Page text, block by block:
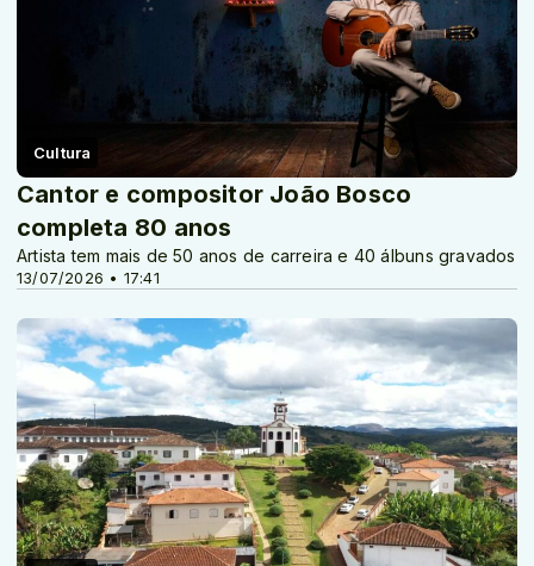
Cultura
13/07/2026 • 17:41
Cantor e compositor João Bosco
completa 80 anos
Artista tem mais de 50 anos de carreira e 40 álbuns gravados